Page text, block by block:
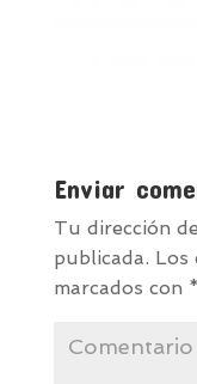
Enviar
Tu dirección
publicada. Los
marcados con *